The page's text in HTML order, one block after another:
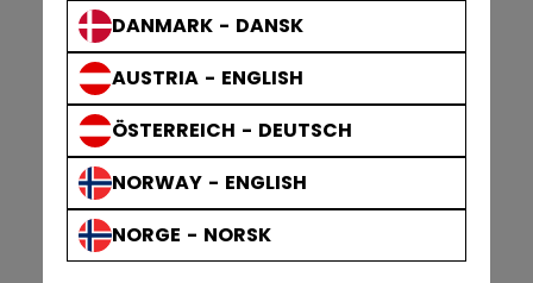
DANMARK - DANSK
AUSTRIA - ENGLISH
ÖSTERREICH - DEUTSCH
NORWAY - ENGLISH
NORGE - NORSK